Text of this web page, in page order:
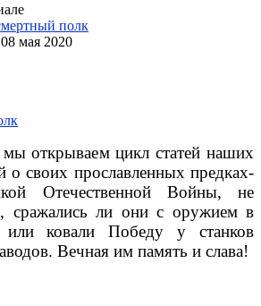
полк
мая 2020
открываем цикл статей наших
о своих прославленных предках-
Отечественной Войны, не
сражались ли они с оружием в
ковали Победу у станков
Вечная им память и слава!